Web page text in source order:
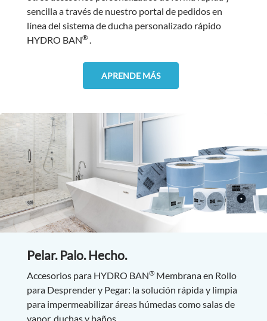
sencilla a través de nuestro portal de pedidos en
línea del sistema de ducha personalizado rápido
HYDRO BAN® .
APRENDE MÁS
Pelar. Palo. Hecho.
Accesorios para HYDRO BAN® Membrana en Rollo
para Desprender y Pegar: la solución rápida y limpia
para impermeabilizar áreas húmedas como salas de
vapor, duchas y baños.